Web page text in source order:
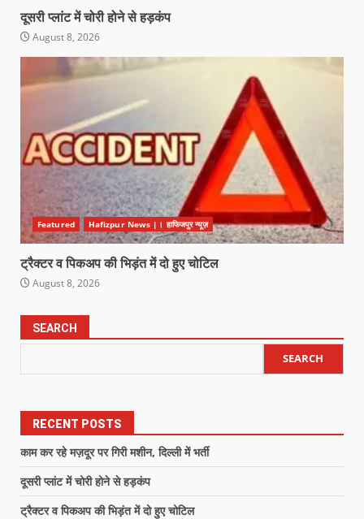
दूसरी प्लांट में चोरी होने से हड़कंप
August 8, 2026
Featured Hafizpur News |। हाफिजपुर न्यूज़
ट्रैक्टर व पिकअप की भिड़ंत में दो हुए चोटिल
August 8, 2026
SEARCH
SEARCH
RECENT POSTS
काम कर रहे मज़दूर पर गिरी मशीन, दिल्ली में भर्ती
दूसरी प्लांट में चोरी होने से हड़कंप
ट्रैक्टर व पिकअप की भिड़ंत में दो हुए चोटिल